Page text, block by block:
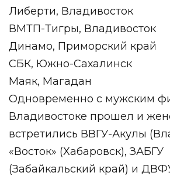
Либерти, Владивосток
ВМТП-Тигры, Владивосток
Динамо, Приморский край
СБК, Южно-Сахалинск
Маяк, Магадан
Одновременно с мужским
Владивостоке прошел и
встретились ВВГУ-Акулы
«Восток» (Хабаровск), ЗАБГУ
(Забайкальский край) и